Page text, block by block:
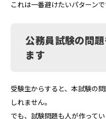
これは一番避けたいパターンで
公務員試験の問
ます
受験生からすると、本試験の
しれません。
でも、試験問題も人が作ってい